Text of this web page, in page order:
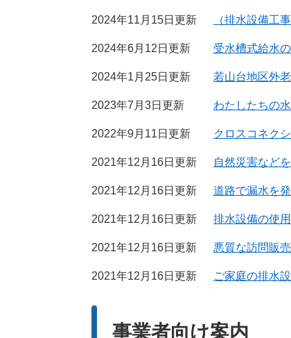
2024年11月15日更新 （排水設備工
2024年6月12日更新 受水槽式給水
2024年1月25日更新 若山台地区外
2023年7月3日更新 わたしたちの
2022年9月11日更新 クロスコネク
2021年12月16日更新 自然災害など
2021年12月16日更新 道路で漏水を
2021年12月16日更新 排水設備の使
2021年12月16日更新 悪質な訪問販
2021年12月16日更新 ご家庭の排水
事業者向け案内